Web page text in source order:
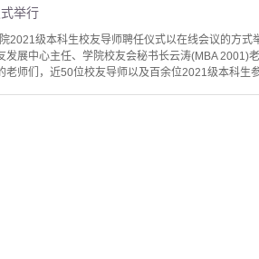
举行
2021级本科生校友导师聘任仪式以在线会议的方
展中心主任、学院校友会秘书长云涛(MBA 2001)
师们，近50位校友导师以及百余位2021级本科生